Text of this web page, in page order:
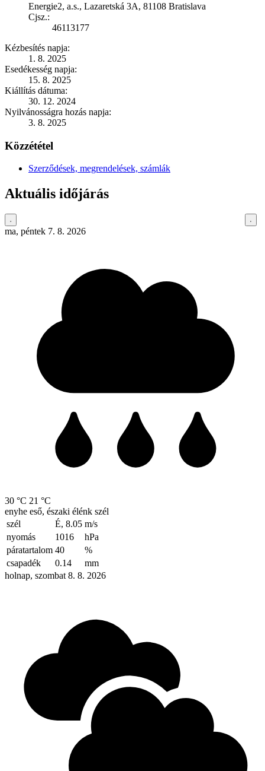
Energie2, a.s., Lazaretská 3A, 81108 Bratislava
Cjsz.:
46113177
Kézbesítés napja:
1. 8. 2025
Esedékesség napja:
15. 8. 2025
Kiállítás dátuma:
30. 12. 2024
Nyilvánosságra hozás napja:
3. 8. 2025
Közzététel
Szerződések, megrendelések, számlák
Aktuális időjárás
ma, péntek 7. 8. 2026
30 °C 21 °C
enyhe eső, északi élénk szél
szél
É, 8.05 m/s
nyomás
1016
hPa
páratartalom 40
%
csapadék
0.14
mm
holnap, szombat 8. 8. 2026